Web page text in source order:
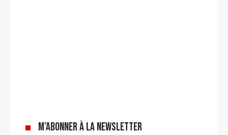
M’abonner à la newsletter